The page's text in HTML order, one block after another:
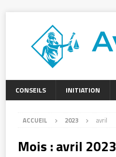
CONSEILS INITIATION
ACCUEIL 2023 avril
Mois :avril 2023